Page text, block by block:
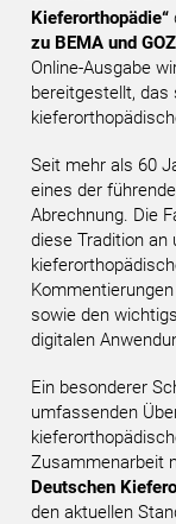
Kieferorthopädie“
zu BEMA und
Online-Ausgabe
bereitgestellt, das
Seit mehr als 60
eines der
Abrechnung. Die
diese Tradition
Kommentierungen
sowie den
digitalen
Ein besonderer
umfassenden
Zusammenarbeit
Deutschen
den aktuellen